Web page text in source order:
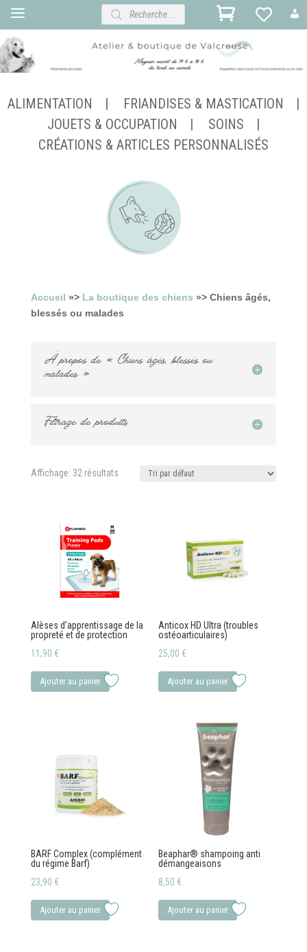
Recherche
produits
ALIMENTATION
FRIANDISES & MASTICATION
JOUETS & OCCUPATION
SOINS
CRÉATIONS & ARTICLES PERSONNALISÉS
Accueil »> La boutique des chiens »> Chiens âgés,
blessés ou malades
À propos de « Chiens âgés, blessés ou
malades »
Filtrage de produits
Affichage: 32 résultats
Alèses d’apprentissage de la
propreté et de protection
11,90 €
Ajouter au panier
Anticox HD Ultra (troubles
ostéoarticulaires)
25,00 €
Ajouter au panier
BARF Complex (complément
du régime Barf)
23,90 €
Ajouter au panier
Beaphar® shampoing anti
démangeaisons
8,50 €
Ajouter au panier